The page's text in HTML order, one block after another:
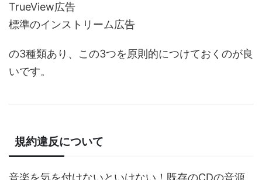
TrueView広告
標準のインストリーム広告
の3種類あり、この3つを原則的につけておくのが良
いです。
規約違反について
音楽を気を付けないといけない！既存のCDの音源